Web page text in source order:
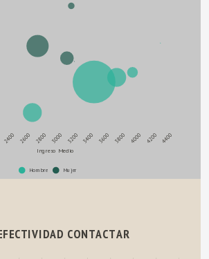
2400 2600 2800 3000 3200 3400 3600 3800 4000 4200 4400
Ingreso Medio
Hombre Mujer
CONTACTAR